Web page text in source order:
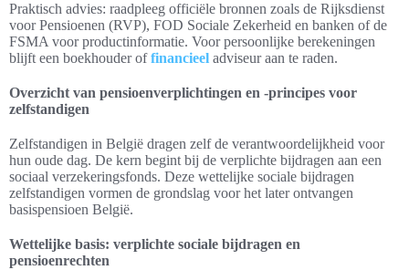
Praktisch advies: raadpleeg officiële bronnen zoals de Rijksdienst
voor Pensioenen (RVP), FOD Sociale Zekerheid en banken of de
FSMA voor productinformatie. Voor persoonlijke berekeningen
blijft een boekhouder offinancieel adviseur aan te raden.
Overzicht van pensioenverplichtingen en -principes voor
zelfstandigen
Zelfstandigen in België dragen zelf de verantwoordelijkheid voor
hun oude dag. De kern begint bij de verplichte bijdragen aan een
sociaal verzekeringsfonds. Deze wettelijke sociale bijdragen
zelfstandigen vormen de grondslag voor het later ontvangen
basispensioen België.
Wettelijke basis: verplichte sociale bijdragen en
pensioenrechten